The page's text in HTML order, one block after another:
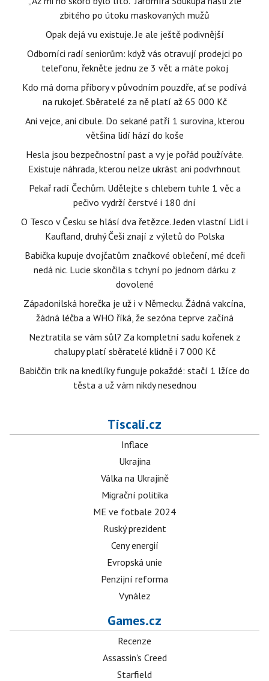
zbitého po útoku maskovaných mužů
Opak dejá vu existuje. Je ale ještě podivnější
Odborníci radí seniorům: když vás otravují prodejci po
telefonu, řekněte jednu ze 3 vět a máte pokoj
Kdo má doma příbory v původním pouzdře, ať se podívá
na rukojeť. Sběratelé za ně platí až 65 000 Kč
Ani vejce, ani cibule. Do sekané patří 1 surovina, kterou
většina lidí hází do koše
Hesla jsou bezpečnostní past a vy je pořád používáte.
Existuje náhrada, kterou nelze ukrást ani podvrhnout
Pekař radí Čechům. Udělejte s chlebem tuhle 1 věc a
pečivo vydrží čerstvé i 180 dní
O Tesco v Česku se hlásí dva řetězce. Jeden vlastní Lidl i
Kaufland, druhý Češi znají z výletů do Polska
Babička kupuje dvojčatům značkové oblečení, mé dceři
nedá nic. Lucie skončila s tchyní po jednom dárku z
dovolené
Západonilská horečka je už i v Německu. Žádná vakcína,
žádná léčba a WHO říká, že sezóna teprve začíná
Neztratila se vám sůl? Za kompletní sadu kořenek z
chalupy platí sběratelé klidně i 7 000 Kč
Babiččin trik na knedlíky funguje pokaždé: stačí 1 lžíce do
těsta a už vám nikdy nesednou
Tiscali.cz
Inflace
Ukrajina
Válka na Ukrajině
Migrační politika
ME ve fotbale 2024
Ruský prezident
Ceny energií
Evropská unie
Penzijní reforma
Vynález
Games.cz
Recenze
Assassin's Creed
Starfield